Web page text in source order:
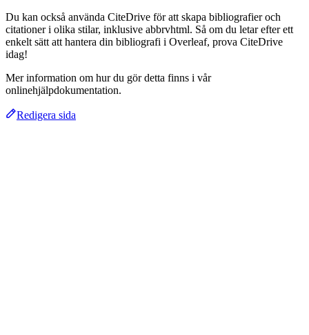
Du kan också använda CiteDrive för att skapa bibliografier och
citationer i olika stilar, inklusive abbrvhtml. Så om du letar efter ett
enkelt sätt att hantera din bibliografi i Overleaf, prova CiteDrive
idag!
Mer information om hur du gör detta finns i vår
onlinehjälpdokumentation.
Redigera sida